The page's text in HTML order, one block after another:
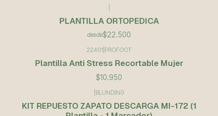
PLANTILLA ORTOPEDICA
desde$22.500
22401 PROFOOT
Plantilla Anti Stress Recortable Mujer
$10.950
BLUNDING
KIT REPUESTO ZAPATO DESCARGA MI-172 (1